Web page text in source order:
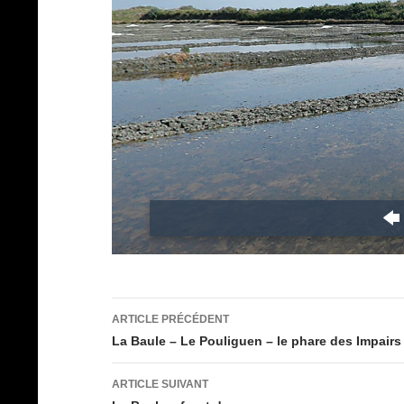
Navigation
des
articles
ARTICLE PRÉCÉDENT
La Baule – Le Pouliguen – le phare des Impairs
ARTICLE SUIVANT